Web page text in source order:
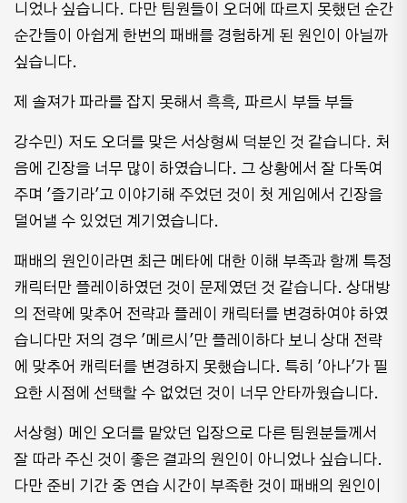
니었나 싶습니다. 다만 팀원들이 오더에 따르지 못했던 순간
순간들이 아쉽게 한번의 패배를 경험하게 된 원인이 아닐까
싶습니다.
제 솔져가 파라를 잡지 못해서 흑흑, 파르시 부들 부들
강수민) 저도 오더를 맞은 서상형씨 덕분인 것 같습니다. 처
음에 긴장을 너무 많이 하였습니다. 그 상황에서 잘 다독여
주며 '즐기라'고 이야기해 주었던 것이 첫 게임에서 긴장을
덜어낼 수 있었던 계기였습니다.
패배의 원인이라면 최근 메타에 대한 이해 부족과 함께 특정
캐릭터만 플레이하였던 것이 문제였던 것 같습니다. 상대방
의 전략에 맞추어 전략과 플레이 캐릭터를 변경하여야 하였
습니다만 저의 경우 '메르시'만 플레이하다 보니 상대 전략
에 맞추어 캐릭터를 변경하지 못했습니다. 특히 '아나'가 필
요한 시점에 선택할 수 없었던 것이 너무 안타까웠습니다.
서상형) 메인 오더를 맡았던 입장으로 다른 팀원분들께서
잘 따라 주신 것이 좋은 결과의 원인이 아니었나 싶습니다.
다만 준비 기간 중 연습 시간이 부족한 것이 패배의 원인이